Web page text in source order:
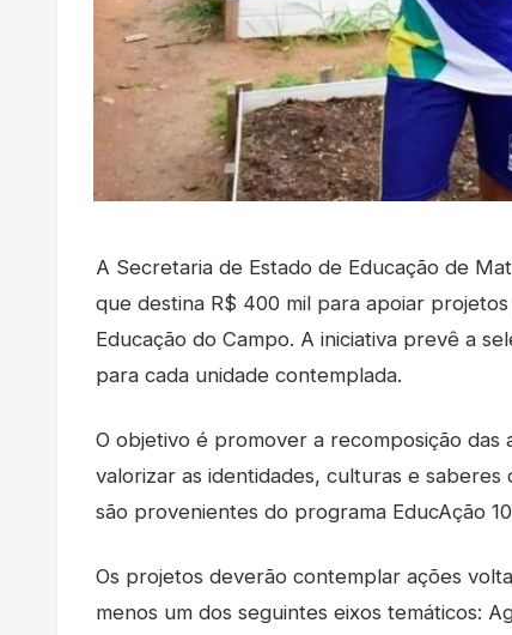
A Secretaria de Estado de Educação de
que destina R$ 400 mil para apoiar
Educação do Campo. A iniciativa prevê a
para cada unidade contemplada.
O objetivo é promover a recomposição
valorizar as identidades, culturas e saberes
são provenientes do programa EducAção
Os projetos deverão contemplar ações
menos um dos seguintes eixos temáticos: